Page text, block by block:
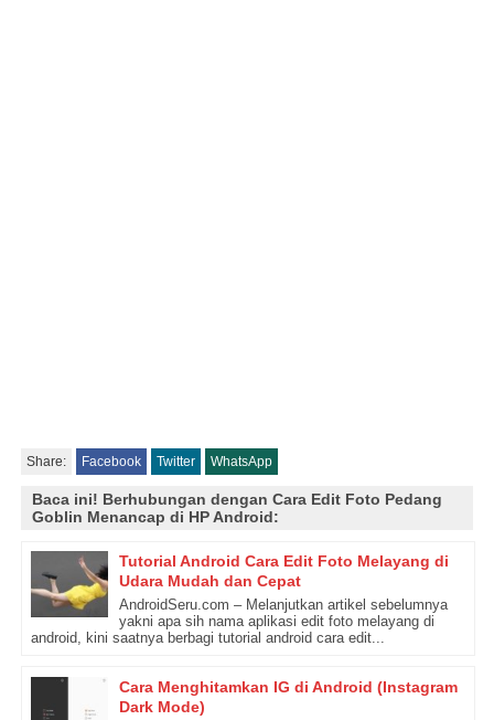
Share: Facebook Twitter WhatsApp
Baca ini! Berhubungan dengan Cara Edit Foto Pedang
Goblin Menancap di HP Android:
Tutorial Android Cara Edit Foto Melayang di
Udara Mudah dan Cepat
AndroidSeru.com – Melanjutkan artikel sebelumnya
yakni apa sih nama aplikasi edit foto melayang di
android, kini saatnya berbagi tutorial android cara edit...
Cara Menghitamkan IG di Android (Instagram
Dark Mode)